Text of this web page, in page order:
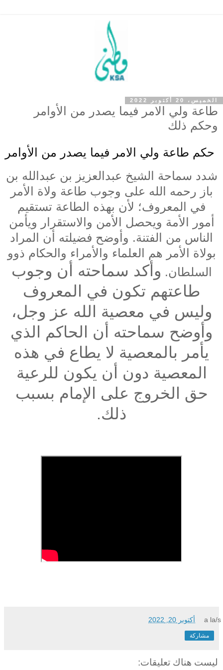
الخميس، 20 أكتوبر 2022
طاعة ولي الامر فيما يصدر من الأوامر
وحكم ذلك
حكم طاعة ولي الامر فيما يصدر من الأوامر
شدد سماحة الشيخ عبدالعزيز بن عبدالله بن
باز رحمه الله على وجوب طاعة ولاة الأمر
في المعروف؛ لأن بهذه الطاعة تستقيم
أمور الأمة ويحصل الأمن والاستقرار ويأمن
الناس من الفتنة. وأوضح فضيلته أن المراد
بولاة الأمر هم العلماء والأمراء والحكام ذوو
السلطان. وأكد سماحته أن وجوب
طاعتهم تكون في المعروف
وليس في معصية الله عز وجل،
وأوضح سماحته أن الحاكم الذي
يأمر بالمعصية لا يطاع في هذه
المعصية دون أن يكون للرعية
حق الخروج على الإمام بسبب
ذلك.
a la/s أكتوبر 20, 2022
مشاركة
ليست هناك تعليقات: